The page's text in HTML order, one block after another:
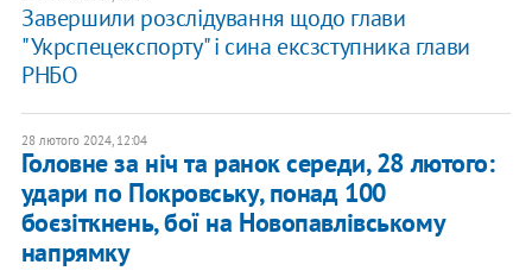
​Завершили розслідування щодо глави
"Укрспецекспорту" і сина ексзступника глави
РНБО
28 лютого 2024, 12:04
Головне за ніч та ранок середи, 28 лютого:
удари по Покровську, понад 100
боєзіткнень, бої на Новопавлівському
напрямку